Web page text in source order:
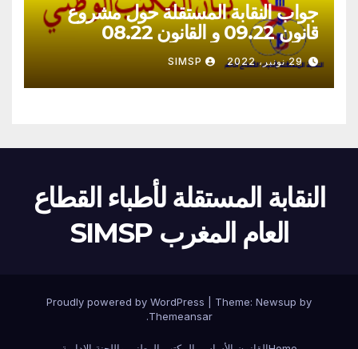
جواب النقابة المستقلة حول مشروع
قانون 09.22 و القانون 08.22
29 نونبر، 2022 SIMSP
النقابة المستقلة لأطباء القطاع
العام المغرب SIMSP
Proudly powered by WordPress Theme: Newsup by
Themeansar
.